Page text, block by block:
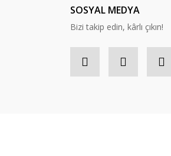
SOSYAL MEDYA
Bizi takip edin, kârlı çıkın!